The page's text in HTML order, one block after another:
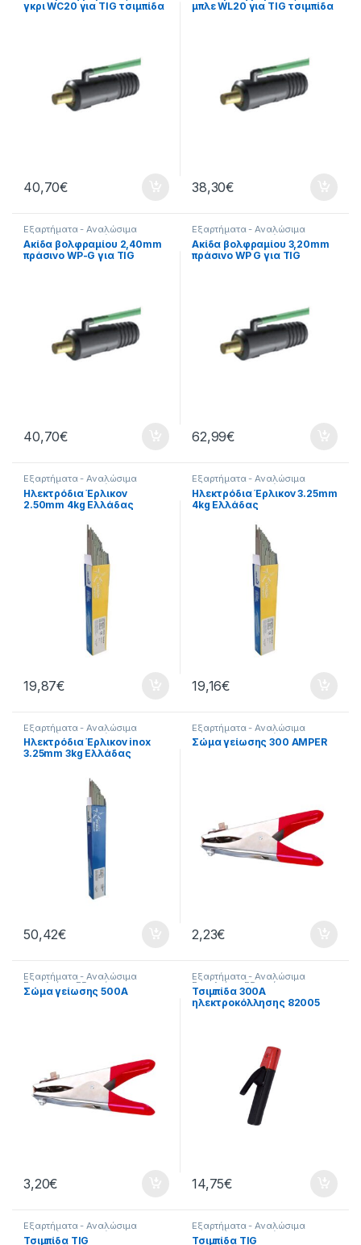
Τσιμπίδες
γκρι WC20 για TIG τσιμπίδα
40,70€
Τσιμπίδες
μπλε WL20 για TIG τσιμπίδα
38,30€
Εξαρτήματα - Αναλώσιμα
Εργαλείων Εξαρτήματα
Ηλεκτροκόλλησης,Εργαλεία,
Τσιμπίδες
Ακίδα βολφραμίου 2,40mm
πράσινο WP-G για TIG
40,70€
Εξαρτήματα - Αναλώσιμα
Εργαλείων Εξαρτήματα
Ηλεκτροκόλλησης,Εργαλεία,
Τσιμπίδες
Ακίδα βολφραμίου 3,20mm
πράσινο WP G για TIG
62,99€
Εξαρτήματα - Αναλώσιμα
Εργαλείων, Εξαρτήματα
Ηλεκτροκόλλησης,Εργαλεία
Τσιμπίδες
Ηλεκτρόδια Έρλικον
2.50mm 4kg Ελλάδας
19,87€
Εξαρτήματα - Αναλώσιμα
Εργαλείων, Εξαρτήματα
Ηλεκτροκόλλησης,Εργαλεία,
Τσιμπίδες
Ηλεκτρόδια Έρλικον 3.25mm
4kg Ελλάδας
19,16€
Εξαρτήματα - Αναλώσιμα
Εργαλείων, Εξαρτήματα
Ηλεκτροκόλλησης,Εργαλεία
Τσιμπίδες
Ηλεκτρόδια Έρλικον inox
3.25mm 3kg Ελλάδας
50,42€
Εξαρτήματα - Αναλώσιμα
Εργαλείων Εξαρτήματα
Ηλεκτροκόλλησης,Εργαλεία,
Σώμα γείωσης 300 AMPER
2,23€
Εξαρτήματα - Αναλώσιμα
Εργαλείων Εξαρτήματα
Ηλεκτροκόλλησης,Εργαλεία
Σώμα γείωσης 500A
3,20€
Εξαρτήματα - Αναλώσιμα
Εργαλείων ,Εξαρτήματα
Ηλεκτροκόλλησης
Τσιμπίδες
Τσιμπίδα 300A
ηλεκτροκόλλησης 82005
14,75€
Εξαρτήματα - Αναλώσιμα
Εργαλείων ,Εξαρτήματα
Τσιμπίδα TIG
Εξαρτήματα - Αναλώσιμα
Εργαλείων ,Εξαρτήματα
Τσιμπίδα TIG